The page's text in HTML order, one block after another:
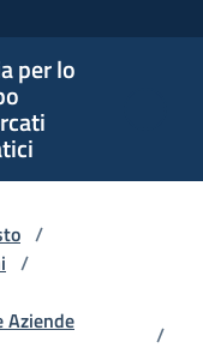
per lo
/
/
Aziende
/